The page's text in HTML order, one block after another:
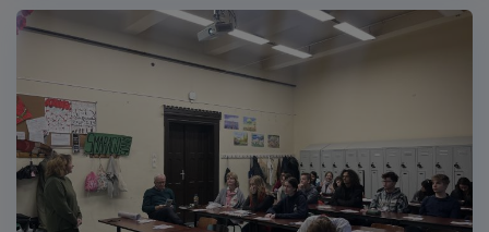
Művelődési Ház dísztermében a FAIRCOMADR
európai uniós projekt záróeseményeként, amely
egyben lehetőséget teremtett a kétéves
program eredményeinek összegzésére
is.Szakmai zárókonferencia a FAIRCOMADR
projekt keretében2026.